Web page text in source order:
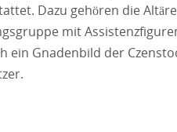
Dazu gehören die
mit
ein Gnadenbild der